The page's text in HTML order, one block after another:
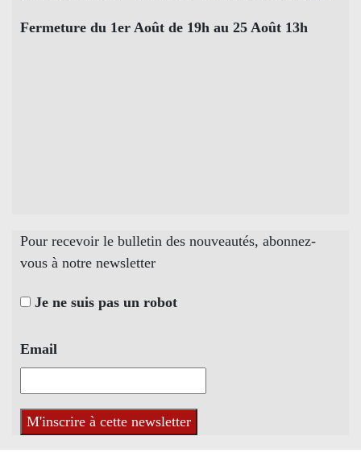
Fermeture du 1er Août de 19h au 25 Août 13h
Pour recevoir le bulletin des nouveautés, abonnez-
vous à notre newsletter
Je ne suis pas un robot
Email